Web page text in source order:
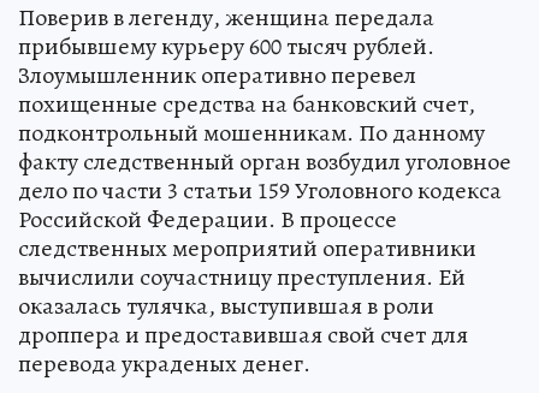
Поверив в легенду, женщина передала
прибывшему курьеру 600 тысяч рублей.
Злоумышленник оперативно перевел
похищенные средства на банковский счет,
подконтрольный мошенникам. По данному
факту следственный орган возбудил уголовное
дело по части 3 статьи 159 Уголовного кодекса
Российской Федерации. В процессе
следственных мероприятий оперативники
вычислили соучастницу преступления. Ей
оказалась тулячка, выступившая в роли
дроппера и предоставившая свой счет для
перевода украденых денег.